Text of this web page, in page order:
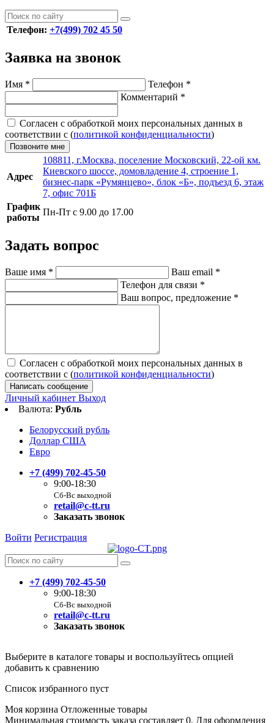
Телефон: +7(499) 702 45 50
Заявка на звонок
Имя * Телефон *
Комментарий *
Согласен с обработкой моих персональных данных в
соответствии с (политикой конфиденциальности)
Позвоните мне
Адрес
108811, г.Москва, поселение Московский, 22-ой км.
Киевского шоссе, домовладение 4, строение 1,
бизнес-парк «Румянцево», блок «Б», подъезд 6, этаж
7, офис 701Б
График
работы
Пн-Пт с 9.00 до 17.00
Задать вопрос
Ваше имя * Ваш email *
Телефон для связи *
Ваш вопрос, предложение *
Согласен с обработкой моих персональных данных в
соответствии с (политикой конфиденциальности)
Написать сообщение
Личный кабинет Выход
Валюта: Рубль
Белорусский рубль
Доллар США
Евро
+7 (499) 702-45-50
9:00-18:30
Сб-Вс выходной
retail@c-tt.ru
Заказать звонок
Войти Регистрация
+7 (499) 702-45-50
9:00-18:30
Сб-Вс выходной
retail@c-tt.ru
Заказать звонок
Выберите в каталоге товары и воспользуйтесь опцией
добавить к сравнению
Список избранного пуст
Моя корзина Отложенные товары
Минимальная стоимость заказа составляет 0. Для оформления